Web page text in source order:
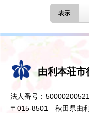
表示
由利本荘市
法人番号：
〒015-8501 秋田県由